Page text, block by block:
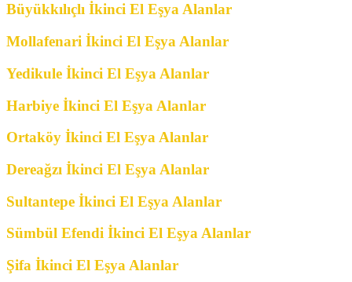
Büyükkılıçlı İkinci El Eşya Alanlar
Mollafenari İkinci El Eşya Alanlar
Yedikule İkinci El Eşya Alanlar
Harbiye İkinci El Eşya Alanlar
Ortaköy İkinci El Eşya Alanlar
Dereağzı İkinci El Eşya Alanlar
Sultantepe İkinci El Eşya Alanlar
Sümbül Efendi İkinci El Eşya Alanlar
Şifa İkinci El Eşya Alanlar